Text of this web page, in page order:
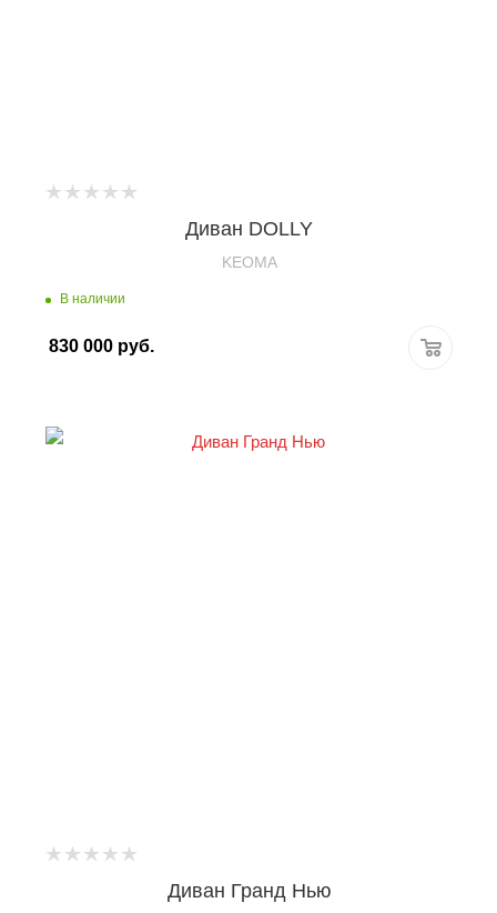
Диван DOLLY
KEOMA
В наличии
830 000 руб.
Диван Гранд Нью